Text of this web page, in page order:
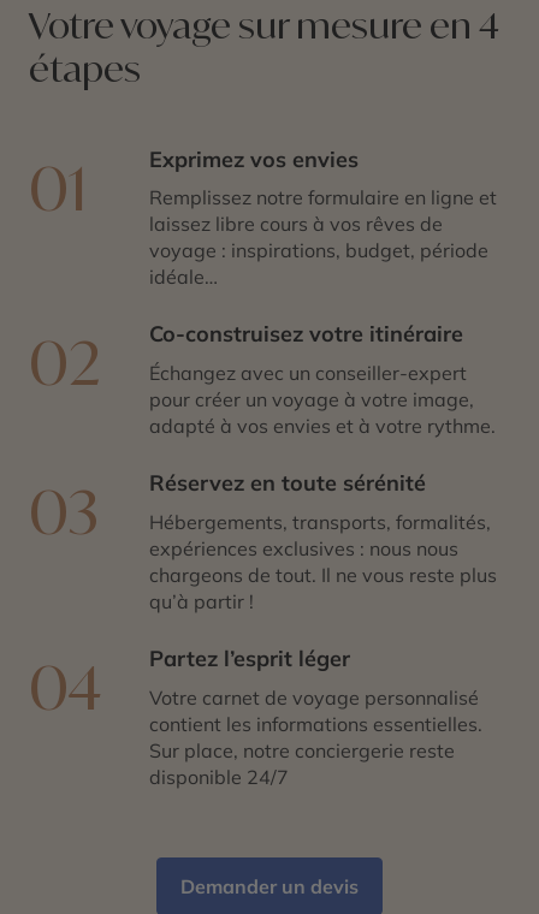
Votre voyage sur mesure en 4
étapes
01 Exprimez vos envies
Remplissez notre formulaire en ligne et
laissez libre cours à vos rêves de
voyage : inspirations, budget, période
idéale…
02 Co-construisez votre itinéraire
Échangez avec un conseiller-expert
pour créer un voyage à votre image,
adapté à vos envies et à votre rythme.
03 Réservez en toute sérénité
Hébergements, transports, formalités,
expériences exclusives : nous nous
chargeons de tout. Il ne vous reste plus
qu’à partir !
04 Partez l’esprit léger
Votre carnet de voyage personnalisé
contient les informations essentielles.
Sur place, notre conciergerie reste
disponible 24/7
Demander un devis